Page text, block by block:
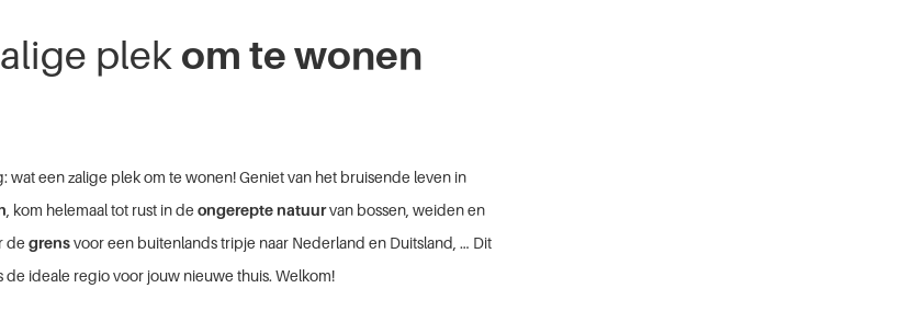
plek om te wonen
wat een zalige plek om te wonen! Geniet van het bruisende leven in
, kom helemaal tot rust in de ongerepte natuurvan bossen, weiden en
de grensvoor een buitenlands tripje naar Nederland en Duitsland, … Dit
de ideale regio voor jouw nieuwe thuis. Welkom!